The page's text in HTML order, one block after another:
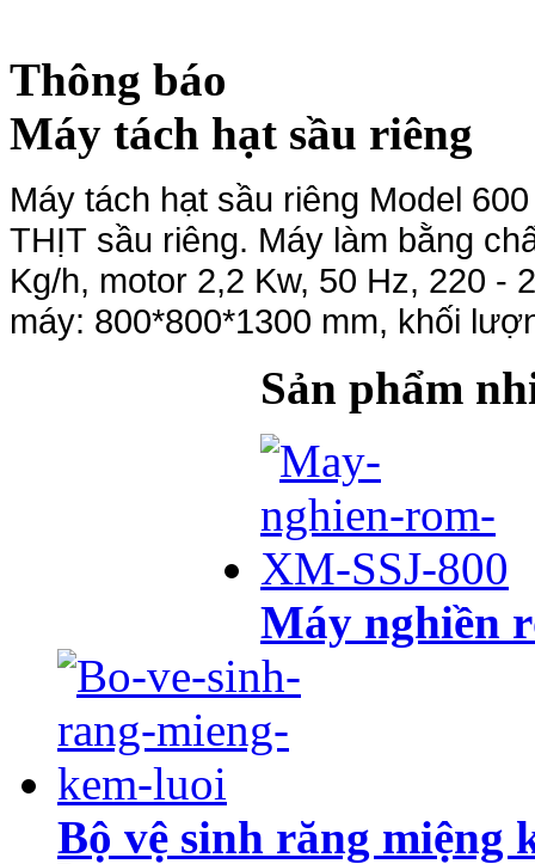
Thông báo
Máy tách hạt sầu riêng
Máy tách hạt sầu riêng Model
THỊT sầu riêng. Máy làm bằng
Kg/h, motor 2,2 Kw, 50 Hz, 220 -
máy: 800*800*1300 mm, khối
Sản phẩm
Máy nghiền
Bộ vệ sinh răng miệng